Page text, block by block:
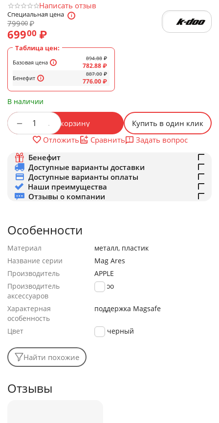
Написать отзыв
Специальная цена
79900₽
69900 ₽
Таблица цен:
Базовая цена
Бенефит
894.88 ₽
782.88₽
887.00 ₽
776.00₽
В наличии
+
− В корзину
Купить в один клик
Отложить
Сравнить
Задать вопрос
Бенефит
Доступные варианты доставки
Доступные варианты оплаты
Наши преимущества
Отзывы о компании
Особенности
Материал
металл, пластик
Название серии
Mag Ares
Производитель
APPLE
Производитель
аксессуаров
K-Doo
Характерная
особенность
поддержка Magsafe
Цвет черный
Найти похожие
Отзывы